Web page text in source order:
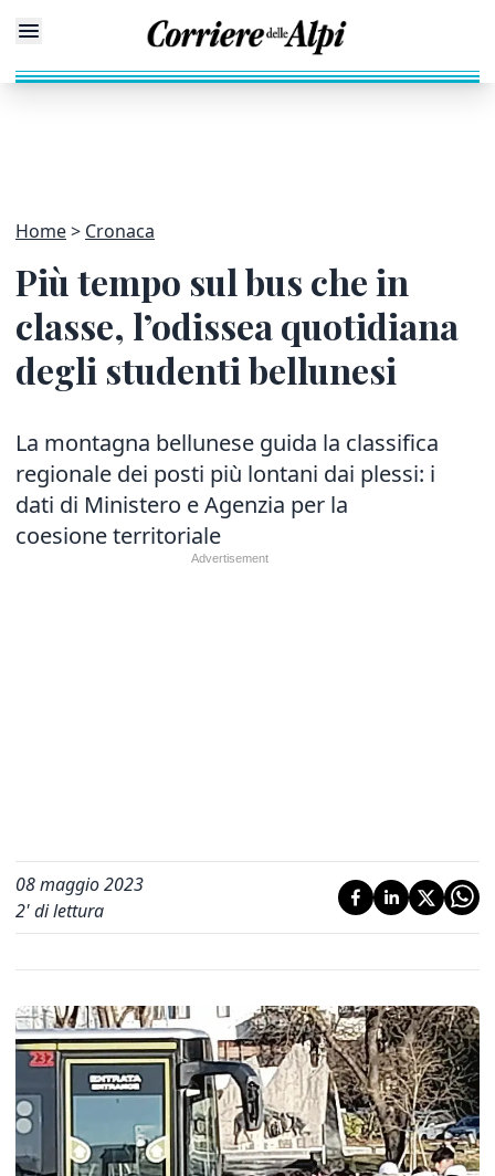
Home Cronaca
Più tempo sul bus che in
classe, l’odissea quotidiana
degli studenti bellunesi
La montagna bellunese guida la classifica
regionale dei posti più lontani dai plessi: i
dati di Ministero e Agenzia per la
coesione territoriale
08 maggio 2023
2' di lettura